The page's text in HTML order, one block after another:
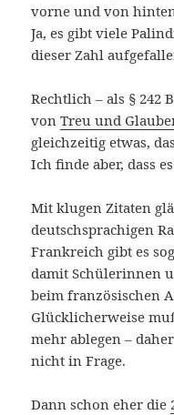
vorne und von
Ja, es gibt viele
dieser Zahl
Rechtlich – als § 242
vonTreu und
gleichzeitig etwas,
Ich finde aber, dass
Mit klugen Zitaten
deutschsprachigen
Frankreich gibt es
damit Schülerinnen
beim französischen
Glücklicherweise
mehr ablegen –
nicht in Frage.
Dann schon eher die